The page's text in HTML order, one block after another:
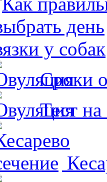
Сроки
Тест на